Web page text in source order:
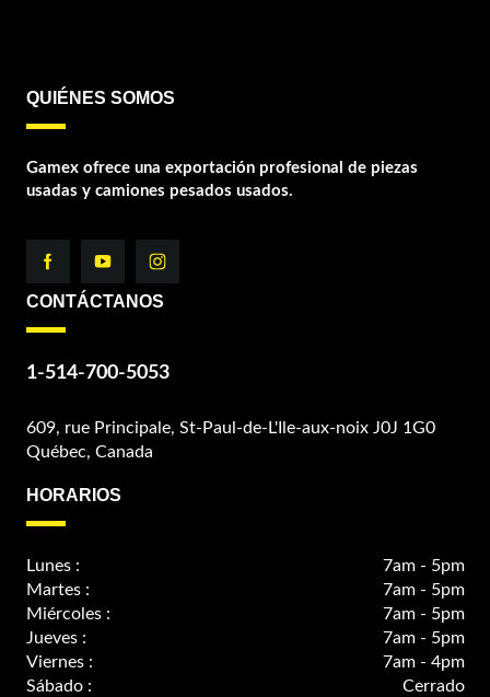
QUIÉNES SOMOS
Gamex ofrece una exportación profesional de piezas
usadas y camiones pesados usados.
CONTÁCTANOS
1-514-700-5053
609, rue Principale, St-Paul-de-L'Ile-aux-noix J0J 1G0
Québec, Canada
HORARIOS
Lunes :
7am - 5pm
Martes :
7am - 5pm
Miércoles :
7am - 5pm
Jueves :
7am - 5pm
Viernes :
7am - 4pm
Sábado :
Cerrado